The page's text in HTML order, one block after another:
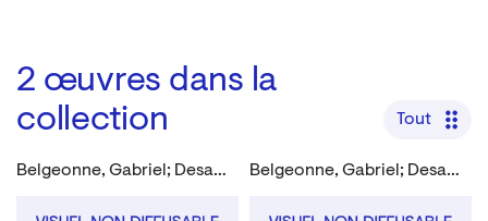
2 œuvres dans la
collection
Tout
Belgeonne, Gabriel; Desautels, Denise Belgeonne, Gabriel; Desautels, Denise